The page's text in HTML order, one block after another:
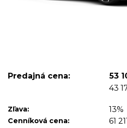
Predajná cena:
53
43
Zľava: 13%
Cenníková cena: 61